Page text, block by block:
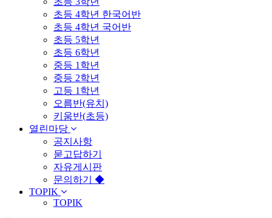
초등 4학년 한국어반
초등 4학년 국어반
초등 5학년
초등 6학년
중등 1학년
중등 2학년
고등 1학년
오름반(유치)
키움반(초등)
열린마당
공지사항
묻고답하기
자유게시판
문의하기 ◆
TOPIK
TOPIK